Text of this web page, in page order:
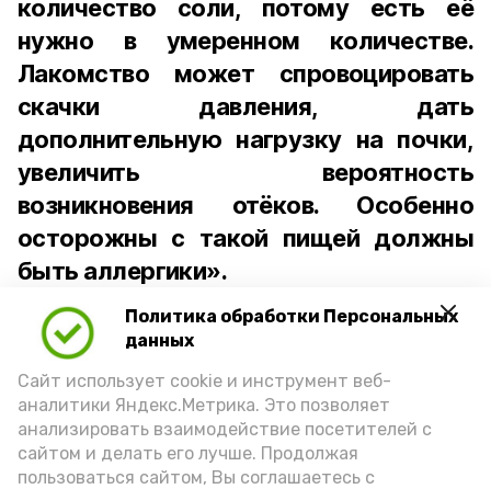
Политика обработки Персональных
данных
Сайт использует cookie и инструмент веб-
аналитики Яндекс.Метрика. Это позволяет
анализировать взаимодействие посетителей с
сайтом и делать его лучше. Продолжая
пользоваться сайтом, Вы соглашаетесь с
количество соли, потому есть её
нужно в умеренном количестве.
Лакомство может спровоцировать
скачки давления, дать
дополнительную нагрузку на почки,
увеличить вероятность
возникновения отёков. Особенно
осторожны с такой пищей должны
быть аллергики».
Для взрослого человека безопасной
порцией икры считается 30-50 граммов
(2-3 ложки). При этом следует обратить
внимание на хлеб, с которым она
подаётся: лучше выбирать
цельнозерновой, с мукой грубого